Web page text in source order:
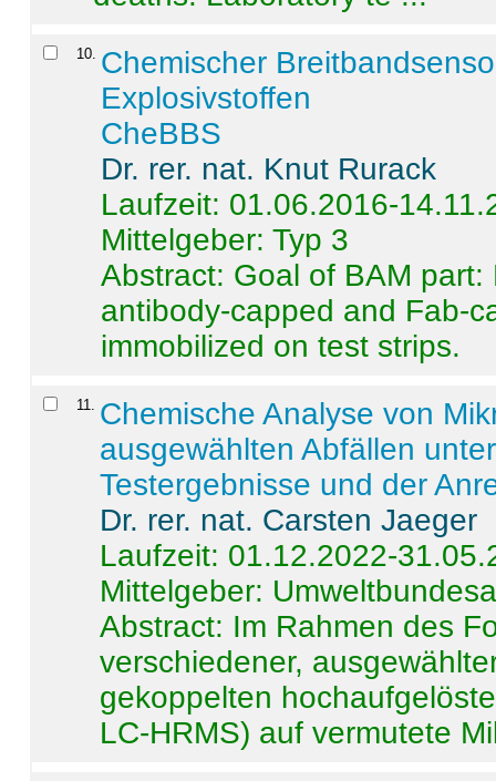
10 Chemischer
Explosivstoffen
CheBBS
Dr. rer. nat. Knut Rurack
Laufzeit: 01.06.2016-
Mittelgeber: Typ 3
Abstract: Goal of BAM
antibody-capped and Fab-
immobilized on test strips.
11
Chemische Analyse von
ausgewählten Abfällen
Testergebnisse und der
Dr. rer. nat. Carsten Jaeger
Laufzeit: 01.12.2022-
Mittelgeber:
Abstract: Im Rahmen des
verschiedener,
gekoppelten
LC-HRMS) auf vermutete